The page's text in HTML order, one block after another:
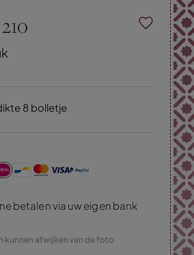
8 bolletje
betalen via uw eigen bank
kunnen afwijken van de foto